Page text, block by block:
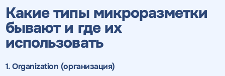
Какие типы микроразметки
бывают и где их
использовать
1. Organization (организация)